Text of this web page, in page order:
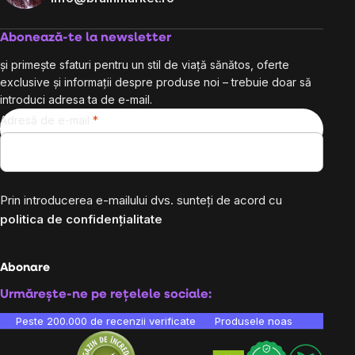
Abonează-te la newsletter
și primește sfaturi pentru un stil de viață sănătos, oferte
exclusive și informații despre produse noi – trebuie doar să
introduci adresa ta de e-mail.
Adresă de e-mail
Prin introducerea e-mailului dvs. sunteți de acord cu
politica de confidențialitate
Abonare
Urmărește-ne pe rețelele sociale:
Peste 200.000 de recenzii verificate Produsele noastre sunt